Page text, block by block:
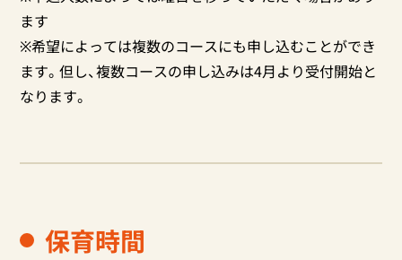
ます
※希望によっては複数のコースにも申し込むことができ
ます。但し、複数コースの申し込みは4月より受付開始と
なります。
保育時間